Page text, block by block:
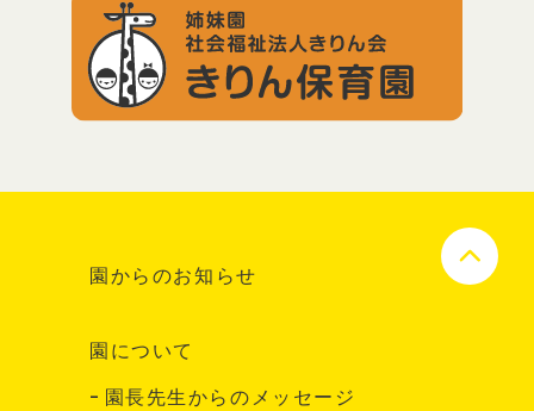
園からのお知らせ
園について
園長先生からのメッセージ